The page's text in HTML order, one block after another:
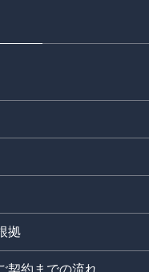
拠
契約までの流れ